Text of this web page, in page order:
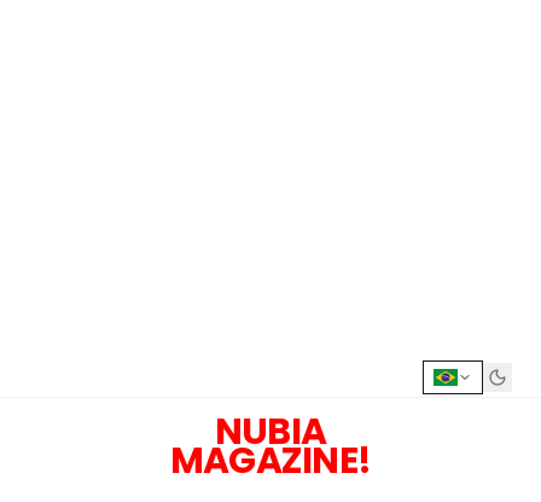
NUBIA
MAGAZINE!